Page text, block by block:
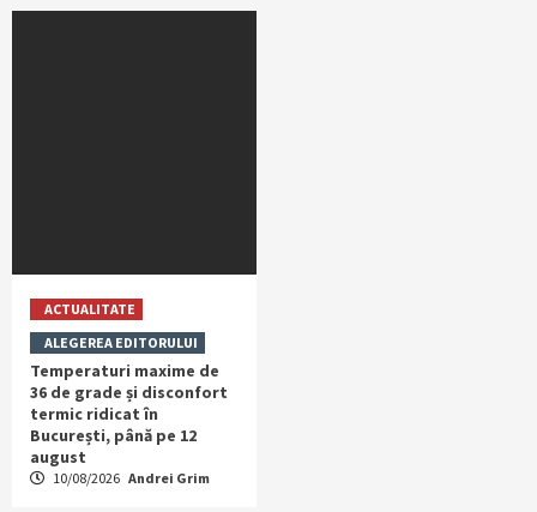
ACTUALITATE
ALEGEREA EDITORULUI
Temperaturi maxime de
36 de grade și disconfort
termic ridicat în
București, până pe 12
august
10/08/2026 Andrei Grim